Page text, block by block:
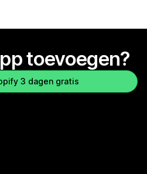
toevoegen?
3 dagen gratis